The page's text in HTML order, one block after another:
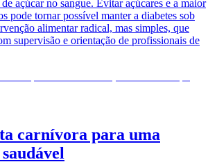
açúcar no sangue. Evitar açúcares e a maior
pode tornar possível manter a diabetes sob
alimentar radical, mas simples, que
supervisão e orientação de profissionais de
carnívora para uma